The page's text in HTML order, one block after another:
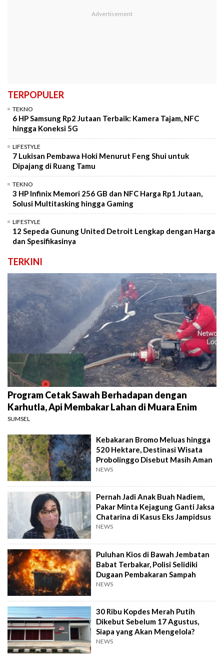
TERPOPULER
TEKNO
6 HP Samsung Rp2 Jutaan Terbaik: Kamera Tajam, NFC
hingga Koneksi 5G
LIFESTYLE
7 Lukisan Pembawa Hoki Menurut Feng Shui untuk
Dipajang di Ruang Tamu
TEKNO
3 HP Infinix Memori 256 GB dan NFC Harga Rp1 Jutaan,
Solusi Multitasking hingga Gaming
LIFESTYLE
12 Sepeda Gunung United Detroit Lengkap dengan Harga
dan Spesifikasinya
TERKINI
Program Cetak Sawah Berhadapan dengan
Karhutla, Api Membakar Lahan di Muara Enim
SUMSEL
Kebakaran Bromo Meluas hingga
520 Hektare, Destinasi Wisata
Probolinggo Disebut Masih Aman
NEWS
Pernah Jadi Anak Buah Nadiem,
Pakar Minta Kejagung Ganti Jaksa
Chatarina di Kasus Eks Jampidsus
NEWS
Puluhan Kios di Bawah Jembatan
Babat Terbakar, Polisi Selidiki
Dugaan Pembakaran Sampah
NEWS
30 Ribu Kopdes Merah Putih
Dikebut Sebelum 17 Agustus,
Siapa yang Akan Mengelola?
NEWS